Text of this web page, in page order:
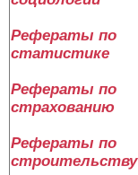
Рефераты по
статистике
Рефераты по
страхованию
Рефераты по
строительству